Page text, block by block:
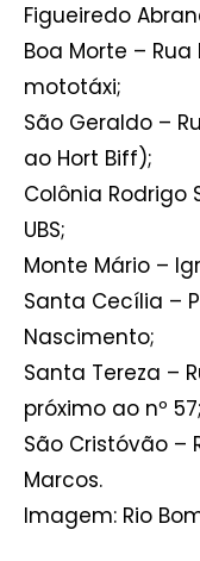
Figueiredo
Boa Morte –
mototáxi;
São Geraldo –
ao Hort Biff);
Colônia Rodrigo
UBS;
Monte Mário –
Santa Cecília –
Nascimento;
Santa Tereza –
próximo ao nº 57;
São Cristóvão –
Marcos.
Imagem: Rio